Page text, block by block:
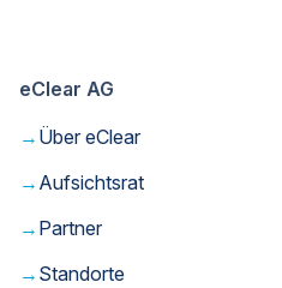
eClear AG
→ Über eClear
→ Aufsichtsrat
→ Partner
→ Standorte